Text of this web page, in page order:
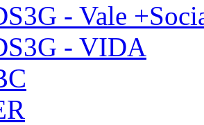
- Vale
- VIDA